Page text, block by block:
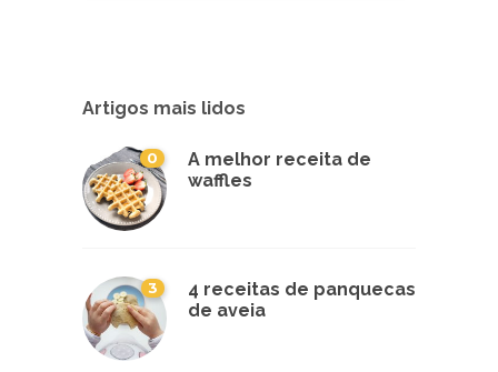
Artigos mais lidos
0
A melhor receita de
waffles
3
4 receitas de panquecas
de aveia